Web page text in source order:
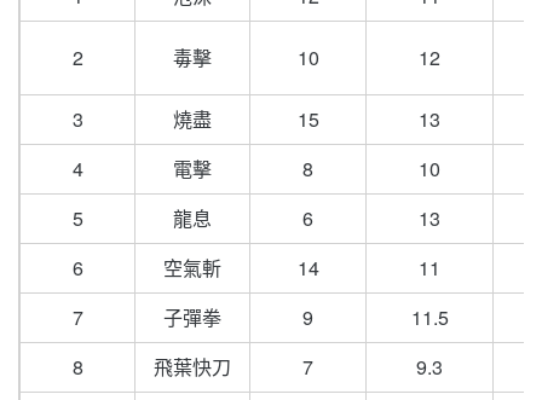
2 毒擊 10 12
3 燒盡 15 13
4
電擊 8 10
5
龍息 6 13
6
空氣斬 14 11
7
子彈拳 9 11.5
8
飛葉快刀 7 9.3